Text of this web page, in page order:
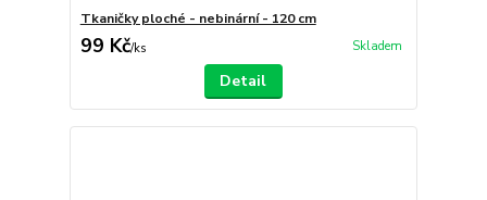
Tkaničky ploché - nebinární - 120 cm
99 Kč/ks Skladem
Detail